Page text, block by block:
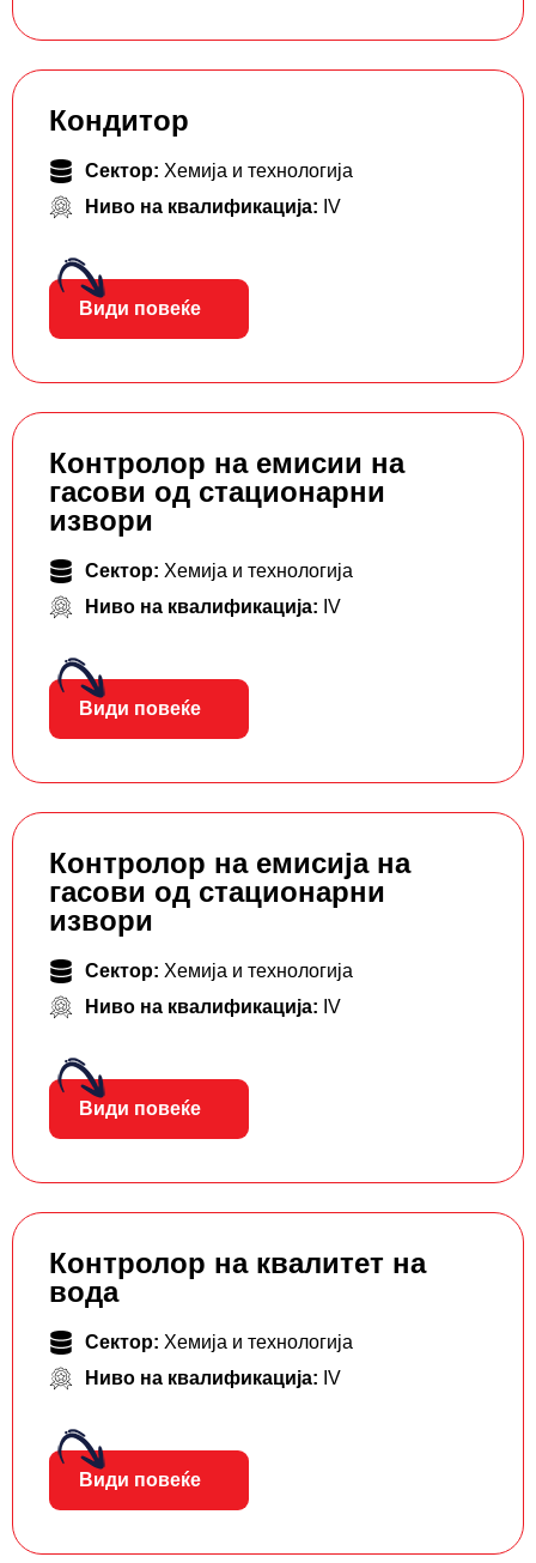
Кондитор
Сектор: Хемија и технологија
Ниво на квалификација: IV
Види повеќе
Контролор на емисии на
гасови од стационарни
извори
Сектор: Хемија и технологија
Ниво на квалификација: IV
Види повеќе
Контролор на емисија на
гасови од стационарни
извори
Сектор: Хемија и технологија
Ниво на квалификација: IV
Види повеќе
Контролор на квалитет на
вода
Сектор: Хемија и технологија
Ниво на квалификација: IV
Види повеќе